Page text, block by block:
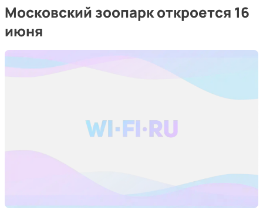
Московский зоопарк откроется 16
июня